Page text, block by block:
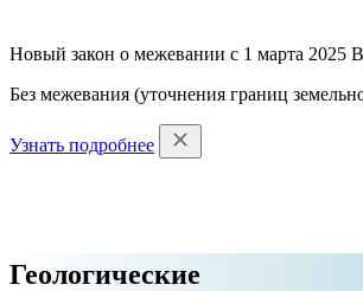
Новый закон о межевании с 1 марта 2025
Без межевания (уточнения границ
Узнать подробнее
Геологические